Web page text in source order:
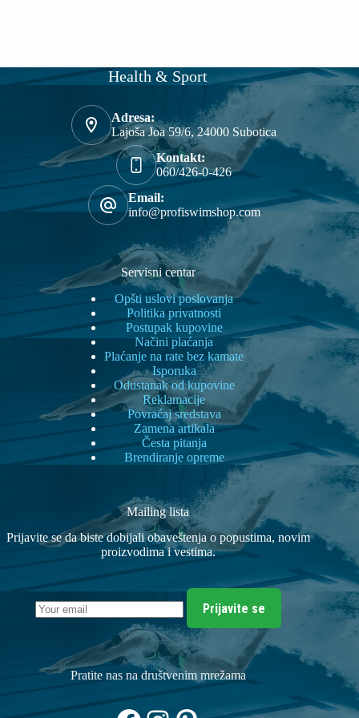
Health & Sport
Adresa:
Lajoša Joa 59/6, 24000 Subotica
Kontakt:
060/426-0-426
Email:
info@profiswimshop.com
Servisni centar
Opšti uslovi poslovanja
Politika privatnosti
Postupak kupovine
Načini plaćanja
Plaćanje na rate bez kamate
Isporuka
Odustanak od kupovine
Reklamacije
Povraćaj sredstava
Zamena artikala
Česta pitanja
Brendiranje opreme
Mailing lista
Prijavite se da biste dobijali obaveštenja o popustima, novim
proizvodima i vestima.
Prijavite se
Pratite nas na društvenim mrežama